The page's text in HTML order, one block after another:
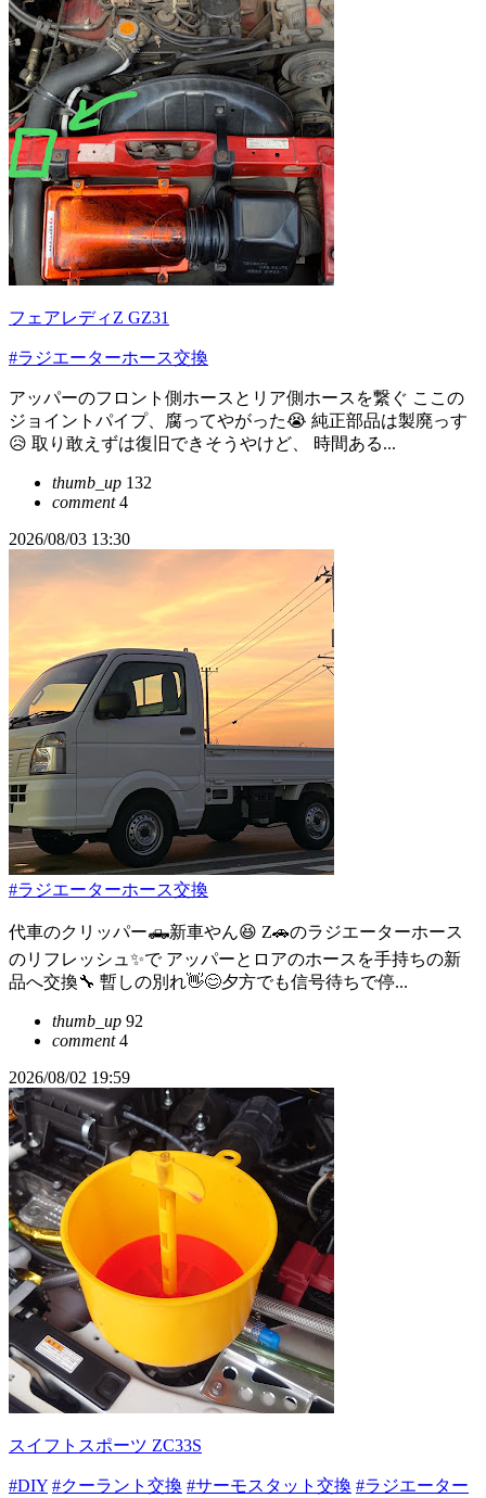
フェアレディZ GZ31
#ラジエーターホース交換
アッパーのフロント側ホースとリア側ホースを繋ぐ ここの
ジョイントパイプ、腐ってやがった😭 純正部品は製廃っす
😥 取り敢えずは復旧できそうやけど、 時間ある...
thumb_up 132
comment4
2026/08/03 13:30
#ラジエーターホース交換
代車のクリッパー🛻新車やん😆 Z🚗のラジエーターホース
のリフレッシュ✨で アッパーとロアのホースを手持ちの新
品へ交換🔧 暫しの別れ👋😊夕方でも信号待ちで停...
thumb_up 92
comment4
2026/08/02 19:59
スイフトスポーツ ZC33S
#DIY #クーラント交換 #サーモスタット交換 #ラジエーター